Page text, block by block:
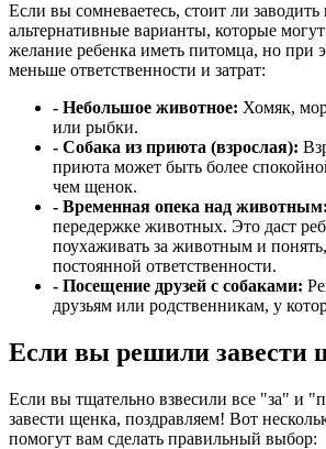
Если вы сомневаетесь, стоит ли
альтернативные варианты, которые
желание ребенка иметь питомца, но при
меньше ответственности и затрат:
- Небольшое животное: Хомяк,
или рыбки.
- Собака из приюта (взрослая):
приюта может быть более
чем щенок.
- Временная опека над животным:
передержке животных. Это даст
поухаживать за животным и
постоянной ответственности.
- Посещение друзей с собаками:
друзьям или родственникам, у
Если вы решили завести
Если вы тщательно взвесили все "за" и
завести щенка, поздравляем! Вот
помогут вам сделать правильный выбор: